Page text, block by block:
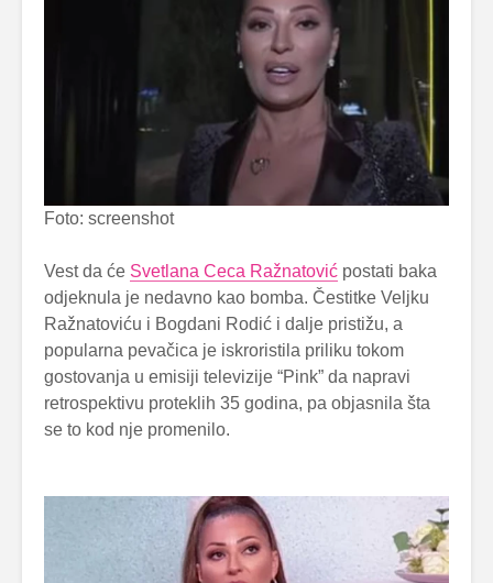
Foto: screenshot
Vest da će Svetlana Ceca Ražnatović postati baka
odjeknula je nedavno kao bomba. Čestitke Veljku
Ražnatoviću i Bogdani Rodić i dalje pristižu, a
popularna pevačica je iskroristila priliku tokom
gostovanja u emisiji televizije “Pink” da napravi
retrospektivu proteklih 35 godina, pa objasnila šta
se to kod nje promenilo.